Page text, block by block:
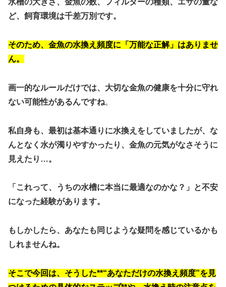
水槽の大きさ、金魚の数、フィルターの種類、エサの量な
ど、飼育環境は千差万別です。
そのため、 金魚の水換え頻度に「万能な正解」はありませ
ん。
画一的なルールだけでは、大切な金魚の健康を十分に守れ
ない可能性があるんですね。
私自身も、最初は基本通りに水換えをしていましたが、な
んとなく水が濁りやすかったり、金魚の元気がなさそうに
見えたり…。
「これって、うちの水槽に本当に最適なのかな？」と不安
になった経験があります。
もしかしたら、あなたも同じような疑問を感じているかも
しれませんね。
そこで今回は、そうした**“あなただけの水換え頻度”を見